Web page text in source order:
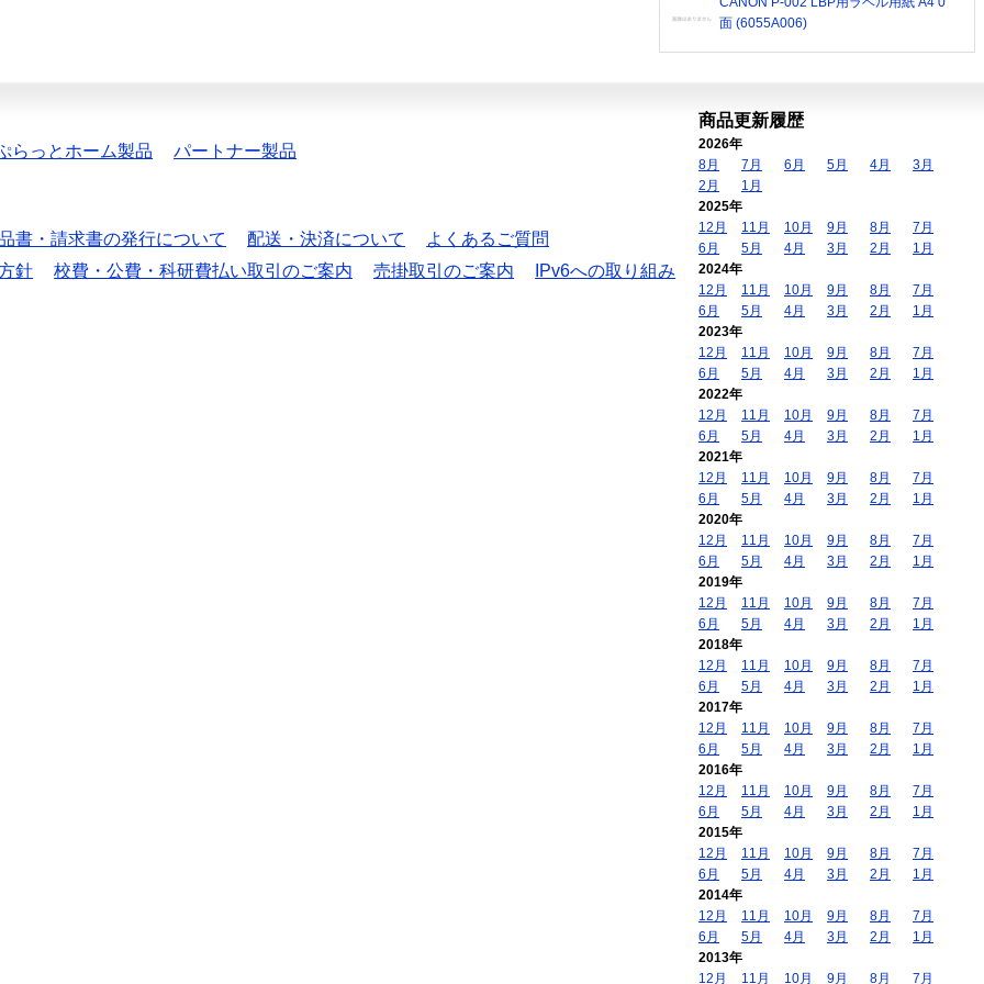
面 (6055A006)
らっとホーム製品 パートナー製品
書・請求書の発行について 配送・決済について
よくあるご質問
針
校費・公費・科研費払い取引のご案内 売掛取引のご案内 IPv6への取り組み
商品更新履歴
2026年
8月
7月 6月 5月 4月
3月
2月
1月
2025年
12月
11月 10月 9月 8月
7月
6月
5月 4月 3月 2月
1月
2024年
12月
11月 10月 9月 8月
7月
6月
5月 4月 3月 2月
1月
2023年
12月
11月 10月 9月 8月
7月
6月
5月 4月 3月 2月
1月
2022年
12月
11月 10月 9月 8月
7月
6月
5月 4月 3月 2月
1月
2021年
12月
11月 10月 9月 8月
7月
6月
5月 4月 3月 2月
1月
2020年
12月
11月 10月 9月 8月
7月
6月
5月 4月 3月 2月
1月
2019年
12月
11月 10月 9月 8月
7月
6月
5月 4月 3月 2月
1月
2018年
12月
11月 10月 9月 8月
7月
6月
5月 4月 3月 2月
1月
2017年
12月
11月 10月 9月 8月
7月
6月
5月 4月 3月 2月
1月
2016年
12月
11月 10月 9月 8月
7月
6月
5月 4月 3月 2月
1月
2015年
12月
11月 10月 9月 8月
7月
6月
5月 4月 3月 2月
1月
2014年
12月
11月 10月 9月 8月
7月
6月
5月 4月 3月 2月
1月
2013年
12月
11月 10月 9月 8月 7月